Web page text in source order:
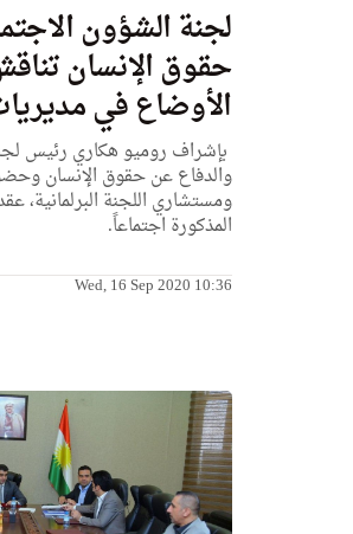
لجنة الشؤون
حقوق الإنسان
الأوضاع في
بإشراف روميو هكاري رئيس
والدفاع عن حقوق الإنسان
المذكورة اجتماعاً.
Wed, 16 Sep 2020 10:36